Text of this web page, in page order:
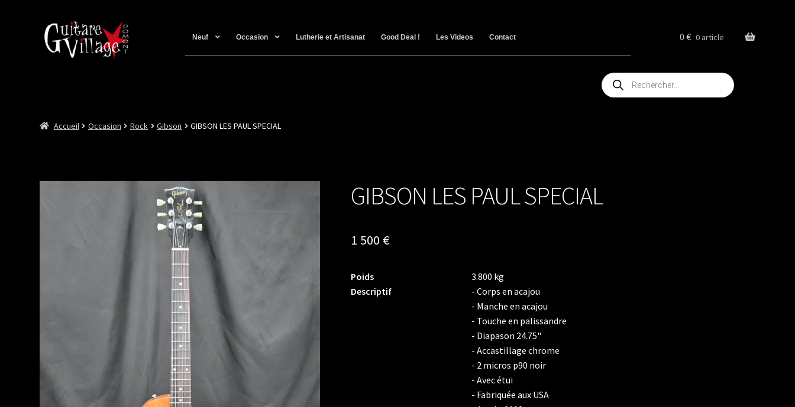
Neuf Occasion Lutherie et Artisanat Good Deal ! Les Videos Contact 0€ 0 article
Recherche
de
produits
Accueil Occasion Rock Gibson GIBSON LES PAUL SPECIAL
GIBSON LES PAUL SPECIAL
1 500 €
Poids
3.800 kg
Descriptif
- Corps en acajou
- Manche en acajou
- Touche en palissandre
- Diapason 24.75"
- Accastillage chrome
- 2 micros p90 noir
- Avec étui
- Fabriquée aux USA